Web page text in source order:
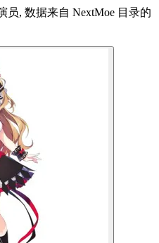
员, 数据来自 NextMoe 目录的